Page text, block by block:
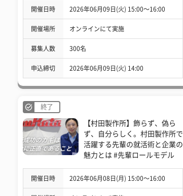
開催日時 2026年06月09日(火) 15:00〜16:00
開催場所 オンラインにて実施
募集人数 300名
申込締切 2026年06月09日(火) 14:00
終了
【村田製作所】飾らず、偽ら
ず、自分らしく。村田製作所で
活躍する先輩の就活術と企業の
魅力とは #先輩ロールモデル
開催日時 2026年06月08日(月) 15:00〜16:00